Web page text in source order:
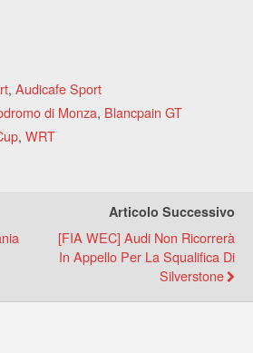
, Audicafe Sport
di Monza, Blancpain GT
, WRT
Articolo Successivo
[FIA WEC] Audi Non Ricorrerà
In Appello Per La Squalifica Di
Silverstone